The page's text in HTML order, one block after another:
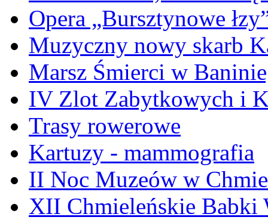
Opera „Bursztynowe
Muzyczny nowy skarb
Marsz Śmierci w
IV Zlot Zabytkowych i
Trasy rowerowe
Kartuzy - mammografia
II Noc Muzeów w
XII Chmieleńskie Babki